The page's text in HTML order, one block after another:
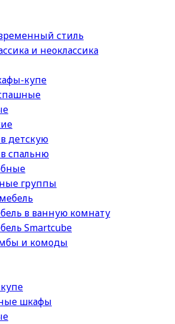
стиль
и неоклассика
купе
детскую
спальню
группы
в ванную комнату
Smartcube
и комоды
шкафы